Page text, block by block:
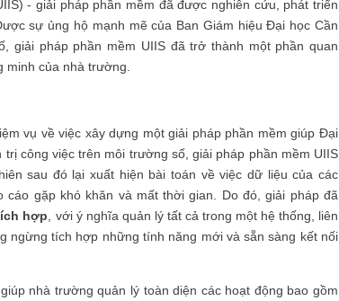
- giải pháp phần mềm đã được nghiên cứu, phát triển
sự ủng hộ mạnh mẽ của Ban Giám hiệu Đại học Cần
giải pháp phần mềm UIIS đã trở thành một phần quan
minh của nhà trường.
vụ về việc xây dựng một giải pháp phần mềm giúp Đại
công việc trên môi trường số, giải pháp phần mềm UIIS
sau đó lại xuất hiện bài toán về việc dữ liệu của các
gặp khó khăn và mất thời gian. Do đó, giải pháp đã
hợp, với ý nghĩa quản lý tất cả trong một hệ thống, liên
ngừng tích hợp những tính năng mới và sẵn sàng kết nối
nhà trường quản lý toàn diện các hoạt động bao gồm